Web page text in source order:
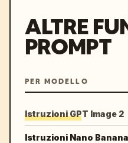
ALTRE
PROMPT
PER MODELLO
Istruzioni GPT Image 2
Istruzioni Nano